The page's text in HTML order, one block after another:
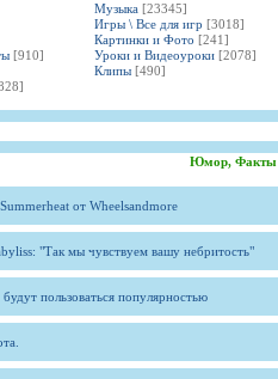
Музыка [23345]
Игры \ Все для игр [3018]
Картинки и Фото [241]
[910] Уроки и Видеоуроки [2078]
Клипы [490]
Юмор, Факты
от Wheelsandmore
"Так мы чувствуем вашу небритость"
пользоваться популярностью